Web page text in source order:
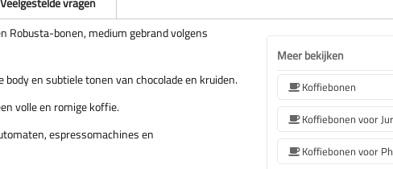
Robusta-bonen, medium gebrand volgens
en subtiele tonen van chocolade en kruiden.
volle en romige koffie.
espressomachines en
Meer bekijken
Koffiebonen
Koffiebonen voor